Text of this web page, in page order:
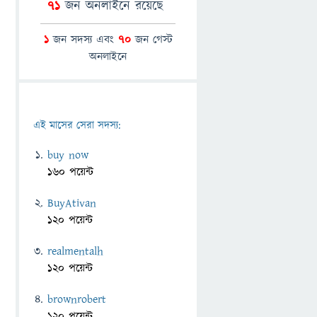
71জন অনলাইনে রয়েছে
1জন সদস্য এবং 70জন গেস্ট
অনলাইনে
এই মাসের সেরা সদস্য:
buy now
160 পয়েন্ট
BuyAtivan
120 পয়েন্ট
realmentalh
120 পয়েন্ট
brownrobert